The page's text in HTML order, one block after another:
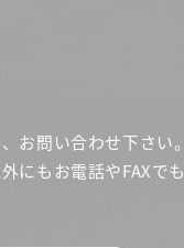
お問い合わせ下さい。
にもお電話やFAXでも